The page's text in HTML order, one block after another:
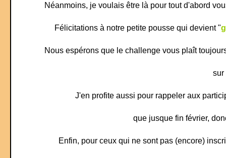
Néanmoins, je voulais être là pour tout d'abord
Félicitations à notre petite pousse qui devient "
Nous espérons que le challenge vous plaît
sur
J'en profite aussi pour rappeler aux
que jusque fin février,
Enfin, pour ceux qui ne sont pas (encore)